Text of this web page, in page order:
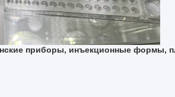
приборы, инъекционные формы,